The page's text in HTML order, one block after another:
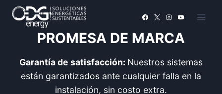
Saltar
contenidoPROMESA DE MARCA
Garantía de satisfacción: Nuestros sistemas
están garantizados ante cualquier falla en la
instalación, sin costo extra.